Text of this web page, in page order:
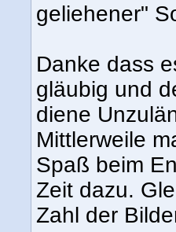
geliehener"
Danke dass
gläubig und
diene
Mittlerweile
Spaß beim
Zeit dazu.
Zahl der